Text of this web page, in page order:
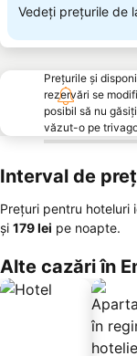
Vedeți prețurile de
Prețurile și
rezervări se
posibil să nu
văzut-o pe
Interval de
Prețuri pentru hoteluri
și ‎179 lei pe noapte.
Alte cazări în